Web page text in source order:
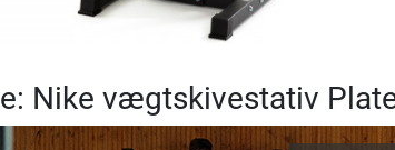
Nike vægtskivestativ